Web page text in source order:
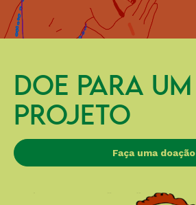
DOE PARA UM
PROJETO
Faça uma doação